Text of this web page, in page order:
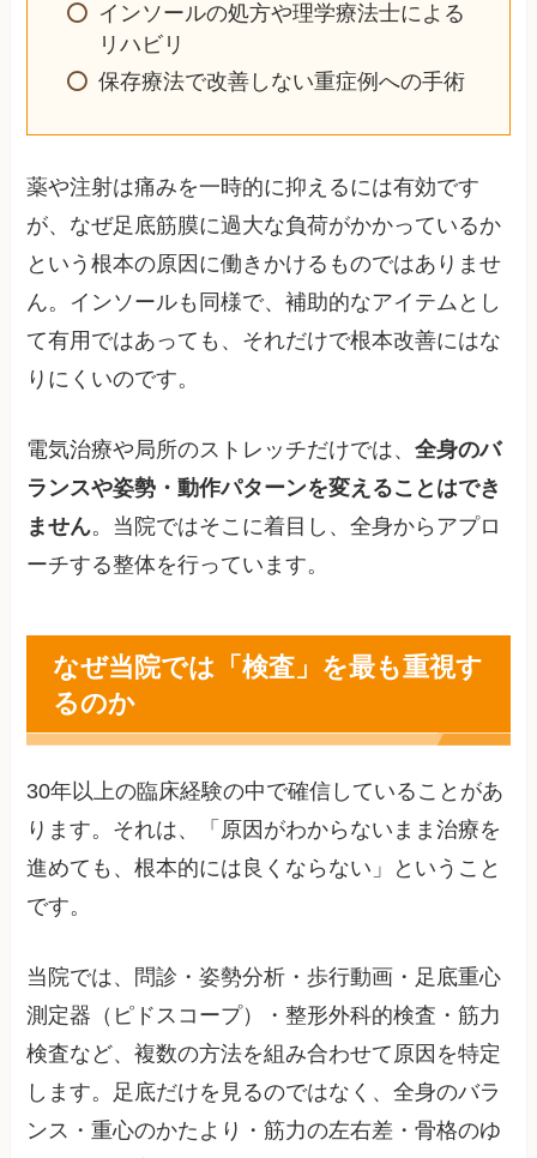
インソールの処方や理学療法士による
リハビリ
保存療法で改善しない重症例への手術
薬や注射は痛みを一時的に抑えるには有効です
が、なぜ足底筋膜に過大な負荷がかかっているか
という根本の原因に働きかけるものではありませ
ん。インソールも同様で、補助的なアイテムとし
て有用ではあっても、それだけで根本改善にはな
りにくいのです。
電気治療や局所のストレッチだけでは、全身のバ
ランスや姿勢・動作パターンを変えることはでき
ません。当院ではそこに着目し、全身からアプロ
ーチする整体を行っています。
なぜ当院では「検査」を最も重視す
るのか
30年以上の臨床経験の中で確信していることがあ
ります。それは、「原因がわからないまま治療を
進めても、根本的には良くならない」ということ
です。
当院では、問診・姿勢分析・歩行動画・足底重心
測定器（ピドスコープ）・整形外科的検査・筋力
検査など、複数の方法を組み合わせて原因を特定
します。足底だけを見るのではなく、全身のバラ
ンス・重心のかたより・筋力の左右差・骨格のゆ